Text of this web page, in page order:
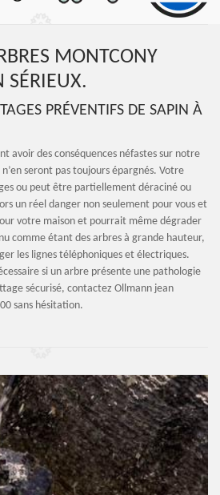
MONTCONY
SÉRIEUX.
PRÉVENTIFS DE SAPIN À
avoir des conséquences néfastes sur notre
seront pas toujours épargnés. Votre
ou peut être partiellement déraciné ou
un réel danger non seulement pour vous et
votre maison et pourrait même dégrader
comme étant des arbres à grande hauteur,
les lignes téléphoniques et électriques.
si un arbre présente une pathologie
sécurisé, contactez Ollmann jean
sans hésitation.